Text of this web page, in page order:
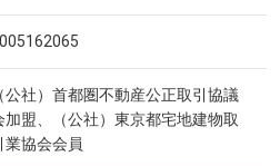
（公社）首都圏不動産公正取引協議
加盟、（公社）東京都宅地建物取
業協会会員